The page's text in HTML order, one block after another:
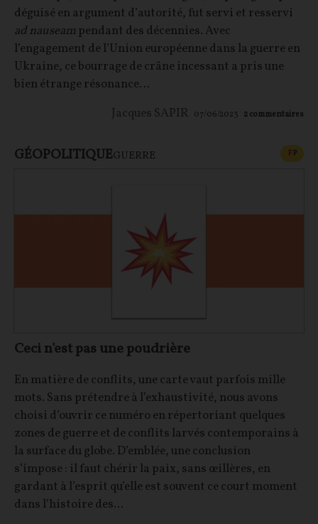
déguisé en argument d’autorité, fut servi et resservi
ad nauseam pendant des décennies. Avec
l’engagement de l’Union européenne dans la guerre en
Ukraine, ce bourrage de crâne incessant a pris une
bien étrange résonance…
Jacques SAPIR 07/06/2023 2commentaires
GÉOPOLITIQUEGUERRE FP
Ceci n'est pas une poudrière
En matière de conflits, une carte vaut parfois mille
mots. Sans prétendre à l’exhaustivité, nous avons
choisi d’ouvrir ce numéro en répertoriant quelques
zones de guerre et de conflits larvés contemporains à
la surface du globe. D’emblée, une conclusion
s’impose : il faut chérir la paix, sans œillères, en
gardant à l’esprit qu’elle est souvent ce court moment
dans l’histoire des...